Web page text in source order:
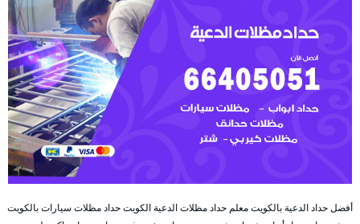
أفضل حداد الدعية بالكويت معلم حداد مظلات الدعية الكويت حداد مظلات سيارات بالكويت